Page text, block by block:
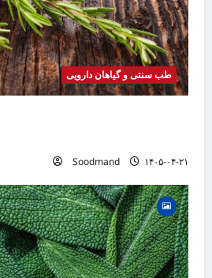
طب سنتی و گیاهان دارویی
Soodmand ۱۴۰۵-۰۴-۲۱